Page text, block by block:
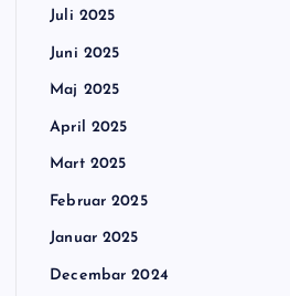
Juli 2025
Juni 2025
Maj 2025
April 2025
Mart 2025
Februar 2025
Januar 2025
Decembar 2024